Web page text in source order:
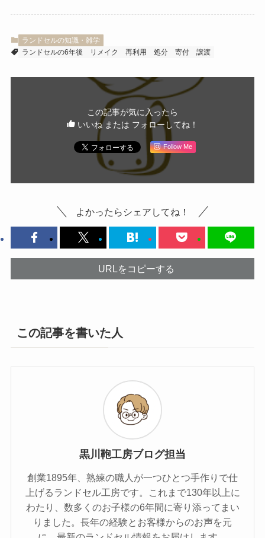
ランドセルの知識・雑学
ランドセルの6年後
リメイク 再利用 処分 寄付 譲渡
この記事が気に入ったら
いいね または フォローしてね！
Follow Me
よかったらシェアしてね！
URLをコピーする
この記事を書いた人
黒川鞄工房ブログ担当
創業1895年、熟練の職人が一つひとつ手作りで仕
上げるランドセル工房です。これまで130年以上に
わたり、数多くのお子様の6年間に寄り添ってまい
りました。長年の経験とお客様からのお声を元